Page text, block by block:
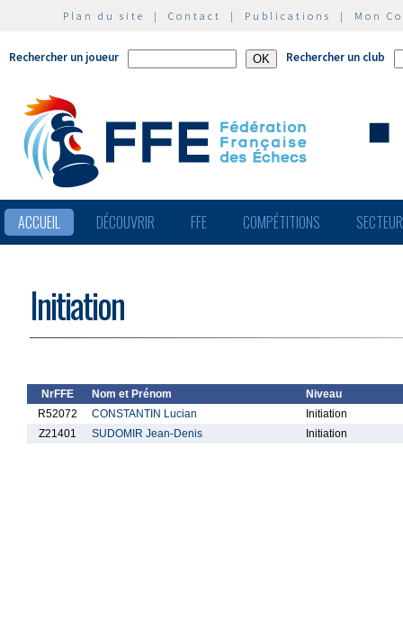
Plan du site | Contact | Publications | Mon
Rechercher un joueur Rechercher un club
ACCUEIL DÉCOUVRIR FFE COMPÉTITIONS
Initiation
NrFFE Nom et Prénom
Niveau
R52072
CONSTANTIN Lucian
Initiation
Z21401
SUDOMIR Jean-Denis Initiation